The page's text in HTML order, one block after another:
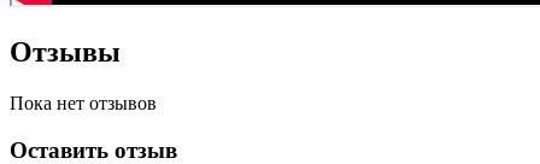
Отзывы
Пока нет отзывов
Оставить отзыв